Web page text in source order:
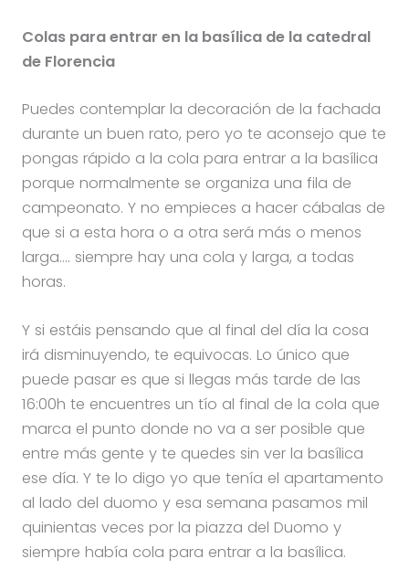
Colas para entrar en la basílica de la catedral
de Florencia
Puedes contemplar la decoración de la fachada
durante un buen rato, pero yo te aconsejo que te
pongas rápido a la cola para entrar a la basílica
porque normalmente se organiza una fila de
campeonato. Y no empieces a hacer cábalas de
que si a esta hora o a otra será más o menos
larga…. siempre hay una cola y larga, a todas
horas.
Y si estáis pensando que al final del día la cosa
irá disminuyendo, te equivocas. Lo único que
puede pasar es que si llegas más tarde de las
16:00h te encuentres un tío al final de la cola que
marca el punto donde no va a ser posible que
entre más gente y te quedes sin ver la basílica
ese día. Y te lo digo yo que tenía el apartamento
al lado del duomo y esa semana pasamos mil
quinientas veces por la piazza del Duomo y
siempre había cola para entrar a la basílica.